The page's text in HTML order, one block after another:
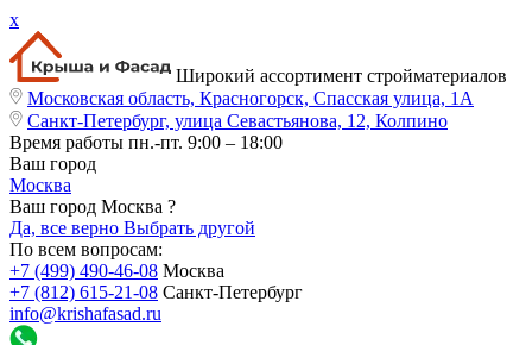
x
Широкий ассортимент стройматериалов
Московская область, Красногорск, Спасская улица, 1А
Санкт-Петербург, улица Севастьянова, 12, Колпино
Время работы пн.-пт. 9:00 – 18:00
Ваш город
Москва
Ваш город Москва ?
Да, все верно Выбрать другой
По всем вопросам:
+7 (499) 490-46-08 Москва
+7 (812) 615-21-08 Санкт-Петербург
info@krishafasad.ru